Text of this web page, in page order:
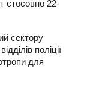
стосовно 22-
сектору
поліції
для